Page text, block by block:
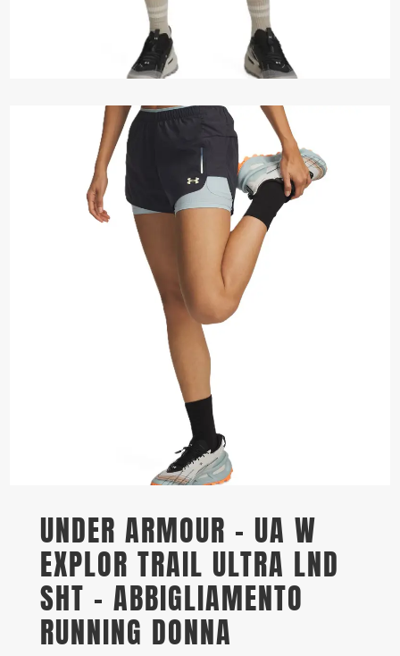
UNDER ARMOUR – UA W
EXPLOR TRAIL ULTRA LND
SHT – ABBIGLIAMENTO
RUNNING DONNA